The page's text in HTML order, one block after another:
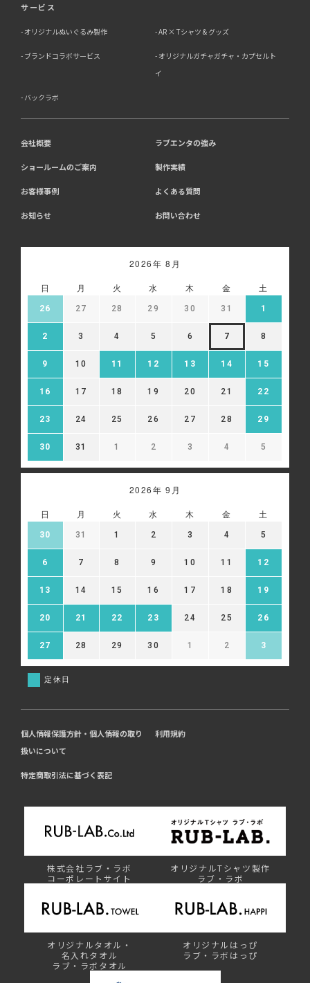
お客様がご自身の個人情報を弊社に提供されるか否かは、
は、適切なサービスが提供できない場合がありますので予
8．Cookie（クッキー）等の利用について
当社のウェブサイトでは、お客様に適したサービスや情
報、広告等を提供する目的のため、Cookie（クッキー）
13-1 アクセス解析ツールについて、当社は、利用状況の
ィクス」を利用しています。Google アナリティクスは、
特定する情報は取得していません。収集される情報は、
す。
https://marketingplatform.google.com/about/analytics/
・Google プライバシーポリシー:
・Google アナリティクス オプトアウト アドオン:
13-2 広告配信について、当社はGoogle等の第三者広告
配信事業者を利用しており、当該第三者がCookie等によ
ってお客様のウェブサイトへの訪問・行動履歴情報を取
得、利用する場合があります。また、当社が保有する個人
情報を、氏名や住所など直接特定の個人を識別できる情報
を除外し、ハッシュ化（※）等の加工を行ったうえで、当
該第三者に提供し、広告配信に利用することがあります。
当該第三者によって取得された情報は、当該第三者のプラ
イバシーポリシーに従って取り扱われます。お客様は、当
該第三者のウェブサイト内に設けられたオプトアウト（無
効化）ページにアクセスして、広告配信を停止することが
※ハッシュ化とは、元の値を復元できない形に変換する処
https://adssettings.google.com/authenticated
サービス
オリジナルぬいぐるみ製作 AR × Tシャツ & グッズ
ブランドコラボサービス
オリジナルガチャガチャ・カプセルト
イ
バックラボ
会社概要 ラブエンタの強み
ショールームのご案内 製作実績
お客様事例 よくある質問
お知らせ お問い合わせ
2026年 8月
日 月 火 水 木 金 土
26 27 28 29 30 31 1
2 3 4 5 6 7 8
9 10 11 12 13 14 15
16 17 18 19 20 21 22
23 24 25 26 27 28 29
30 31 1 2 3 4 5
2026年 9月
日 月 火 水 木 金 土
30 31 1 2 3 4 5
6 7 8 9 10 11 12
13 14 15 16 17 18 19
20 21 22 23 24 25 26
27 28 29 30 1 2 3
定休日
個人情報保護方針・個人情報の取り
扱いについて
利用規約
特定商取引法に基づく表記
株式会社ラブ・ラボ
コーポレートサイト
オリジナルTシャツ製作
ラブ・ラボ
オリジナルタオル・
名入れタオル
ラブ・ラボタオル
オリジナルはっぴ
ラブ・ラボはっぴ